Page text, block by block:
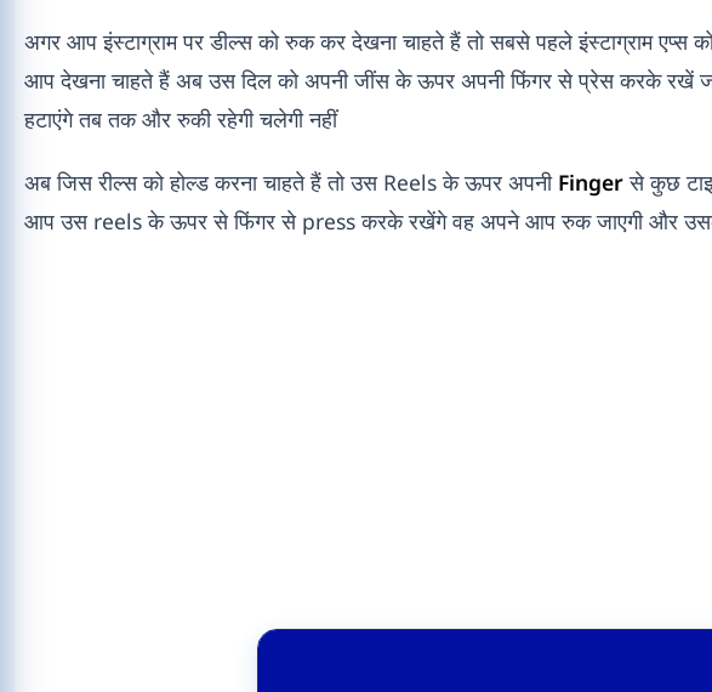
अगर आप इंस्टाग्राम पर डील्स को रुक कर देखना चाहते हैं तो सबसे पहले इंस्टाग्राम
आप देखना चाहते हैं अब उस दिल को अपनी जींस के ऊपर अपनी फिंगर से प्रेस करके रखें
हटाएंगे तब तक और रुकी रहेगी चलेगी नहीं
अब जिस रील्स को होल्ड करना चाहते हैं तो उस Reels के ऊपर अपनी Fingerसे कुछ
आप उस reels के ऊपर से फिंगर से press करके रखेंगे वह अपने आप रुक जाएगी और